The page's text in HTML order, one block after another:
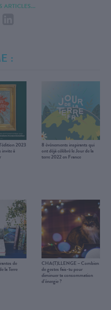
ARTICLES...
:
2023
invite à
8 événements inspirants qui
ont déjà célébré le Jour de la
terre 2022 en France
de
la Terre
CHA(T)LLENGE – Combien
de gestes fais-tu pour
diminuer ta consommation
d’énergie ?